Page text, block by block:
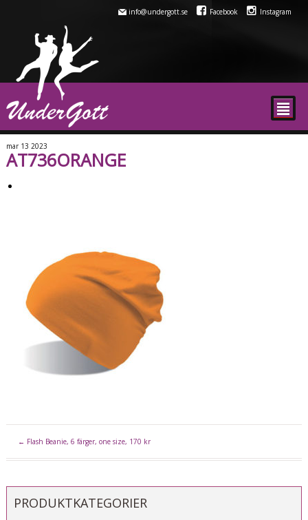
info@undergott.se Facebook Instagram
²
mar 13 2023
AT736ORANGE
← Flash Beanie, 6 färger, one size, 170 kr
PRODUKTKATEGORIER